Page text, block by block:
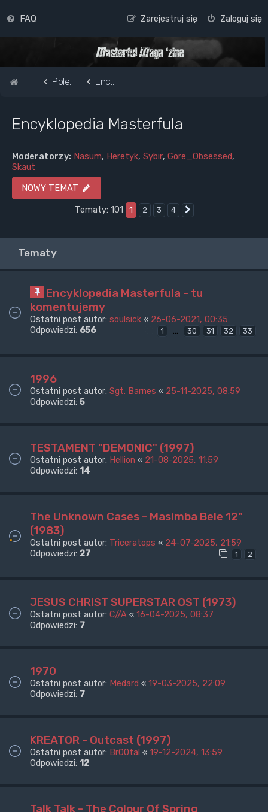
FAQ Zaloguj się
Zarejestruj się
Strona główna
Pole do popisu... Encyklopedia Masterfula
Encyklopedia Masterfula
Moderatorzy: Nasum, Heretyk, Sybir, Gore_Obsessed,
Skaut
NOWY TEMAT
Tematy: 101
1 2 3 4
Tematy
Encyklopedia Masterfula - tu
komentujemy
Ostatni post autor: soulsick « 26-06-2021, 00:35
Odpowiedzi: 656 1 … 30 31 32 33
1996
Ostatni post autor: Sgt. Barnes « 25-11-2025, 08:59
Odpowiedzi: 5
TESTAMENT "DEMONIC" (1997)
Ostatni post autor: Hellion « 21-08-2025, 11:59
Odpowiedzi: 14
The Unknown Cases - Masimba Bele 12"
(1983)
Ostatni post autor: Triceratops « 24-07-2025, 21:59
Odpowiedzi: 27 1 2
JESUS CHRIST SUPERSTAR OST (1973)
Ostatni post autor: C//A « 16-04-2025, 08:37
Odpowiedzi: 7
1970
Ostatni post autor: Medard « 19-03-2025, 22:09
Odpowiedzi: 7
KREATOR - Outcast (1997)
Ostatni post autor: Br00tal « 19-12-2024, 13:59
Odpowiedzi: 12
Talk Talk - The Colour Of Spring